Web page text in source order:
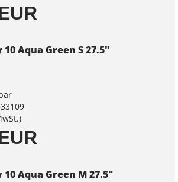
10 Aqua Green S 27.5"
10 Aqua Green M 27.5"